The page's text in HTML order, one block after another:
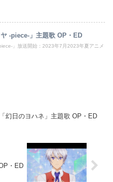
-piece-」主題歌 OP・ED
」放送開始：2023年7月2023年夏アニメ
幻日のヨハネ」主題歌 OP・ED
・ED